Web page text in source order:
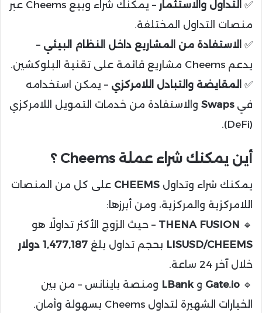
✅ التداول والاستثمار
– يمكنك شراء وبيع Cheems عبر
منصات التداول المختلفة.
✅ الاستفادة من المشاريع داخل النظام البيئي –
يدعم Cheems مشاريع قائمة على تقنية البلوكشين.
✅ المقايضة والتبادل اللامركزي – يمكن استخدامه
فيSwaps والاستفادة من خدمات التمويل اللامركزي
(DeFi).
أين يمكنك شراء عملة Cheems ؟
يمكنك شراء وتداول CHEEMS على كل من المنصات
اللامركزية والمركزية، ومن أبرزها:
🔹
THENA FUSION – حيث الزوج الأكثر تداولًا هو
LISUSD/CHEEMS بحجم تداول بلغ 1,477,187 دولار
خلال آخر 24 ساعة.
🔹
Gate.io و LBank ومنصة باينانس – من بين
الخيارات الشهيرة لتداول Cheems بسهولة وأمان.